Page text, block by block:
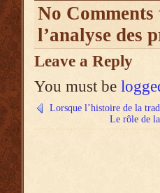
No
l’analyse des
Leave a Reply
You must be
Lorsque l’histoire de la
Le rôle de